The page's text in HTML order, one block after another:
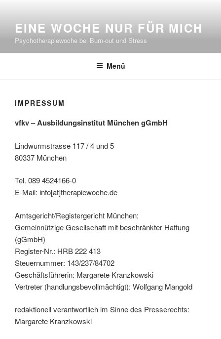
springenEINE WOCHE NUR FÜR MICH
Psychotherapiewoche bei Burn-out und Stress
Menü
IMPRESSUM
vfkv – Ausbildungsinstitut München gGmbH
Lindwurmstrasse 117 / 4 und 5
80337 München
Tel. 089 4524166-0
E-Mail: info[at]therapiewoche.de
Amtsgericht/Registergericht München:
Gemeinnützige Gesellschaft mit beschränkter Haftung
(gGmbH)
Register-Nr.: HRB 222 413
Steuernummer: 143/237/84702
Geschäftsführerin: Margarete Kranzkowski
Vertreter (handlungsbevollmächtigt): Wolfgang Mangold
redaktionell verantwortlich im Sinne des Presserechts:
Margarete Kranzkowski